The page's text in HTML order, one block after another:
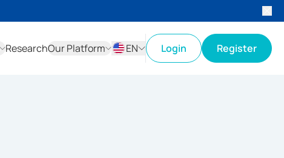
ResearchOur Platform
EN
Login Register